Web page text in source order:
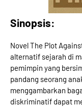
Sinopsis:
Novel The Plot
alternatif sejarah di
pemimpin yang
pandang seorang
menggambarkan
diskriminatif dapat